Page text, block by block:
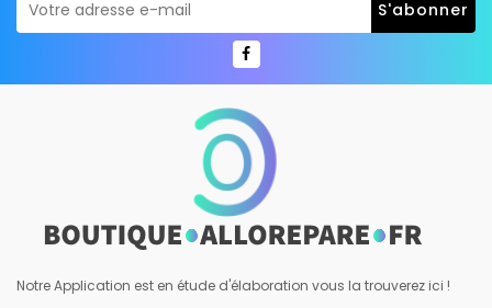
Notre Application est en étude d'élaboration vous la trouverez ici !